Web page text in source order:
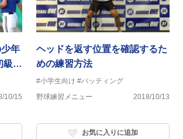
年
級
テ
10/15
ヘッドを返す位置を確認するた
めの練習方法
#小学生向け #バッティング
野球練習メニュー
2018/10/13
お気に入りに追加